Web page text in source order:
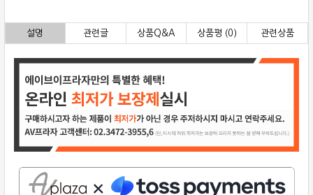
설명 관련글 상품Q&A 상품평 (0) 관련상품